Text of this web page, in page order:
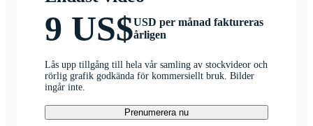
9 US$USD per månad faktureras
årligen
Lås upp tillgång till hela vår samling av stockvideor och
rörlig grafik godkända för kommersiellt bruk. Bilder
ingår inte.
Prenumerera nu